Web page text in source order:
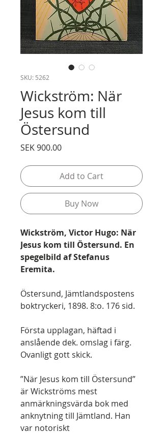
SKU: 5262
Wickström: När
Jesus kom till
Östersund
SEK 900.00Price
Add to Cart
Buy Now
Wickström, Victor Hugo: När
Jesus kom till Östersund. En
spegelbild af Stefanus
Eremita.
Östersund, Jämtlandspostens
boktryckeri, 1898. 8:o. 176 sid.
Första upplagan, häftad i
anslående dek. omslag i färg.
Ovanligt gott skick.
”När Jesus kom till Östersund”
är Wickströms mest
anmärkningsvärda bok med
anknytning till Jämtland. Han
var notoriskt